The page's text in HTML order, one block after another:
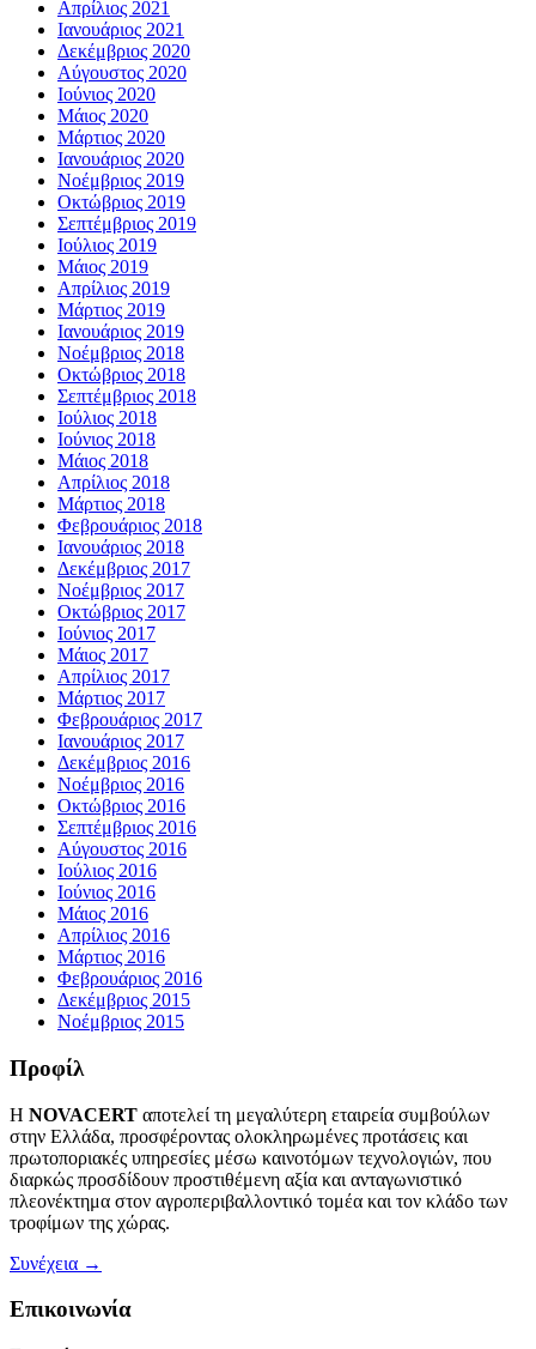
Απρίλιος 2021
Ιανουάριος 2021
Δεκέμβριος 2020
Αύγουστος 2020
Ιούνιος 2020
Μάιος 2020
Μάρτιος 2020
Ιανουάριος 2020
Νοέμβριος 2019
Οκτώβριος 2019
Σεπτέμβριος 2019
Ιούλιος 2019
Μάιος 2019
Απρίλιος 2019
Μάρτιος 2019
Ιανουάριος 2019
Νοέμβριος 2018
Οκτώβριος 2018
Σεπτέμβριος 2018
Ιούλιος 2018
Ιούνιος 2018
Μάιος 2018
Απρίλιος 2018
Μάρτιος 2018
Φεβρουάριος 2018
Ιανουάριος 2018
Δεκέμβριος 2017
Νοέμβριος 2017
Οκτώβριος 2017
Ιούνιος 2017
Μάιος 2017
Απρίλιος 2017
Μάρτιος 2017
Φεβρουάριος 2017
Ιανουάριος 2017
Δεκέμβριος 2016
Νοέμβριος 2016
Οκτώβριος 2016
Σεπτέμβριος 2016
Αύγουστος 2016
Ιούλιος 2016
Ιούνιος 2016
Μάιος 2016
Απρίλιος 2016
Μάρτιος 2016
Φεβρουάριος 2016
Δεκέμβριος 2015
Νοέμβριος 2015
Προφίλ
Η NOVACERT αποτελεί τη μεγαλύτερη εταιρεία συμβούλων
στην Ελλάδα, προσφέροντας ολοκληρωμένες προτάσεις και
πρωτοποριακές υπηρεσίες μέσω καινοτόμων τεχνολογιών, που
διαρκώς προσδίδουν προστιθέμενη αξία και ανταγωνιστικό
πλεονέκτημα στον αγροπεριβαλλοντικό τομέα και τον κλάδο των
τροφίμων της χώρας.
Συνέχεια →
Επικοινωνία